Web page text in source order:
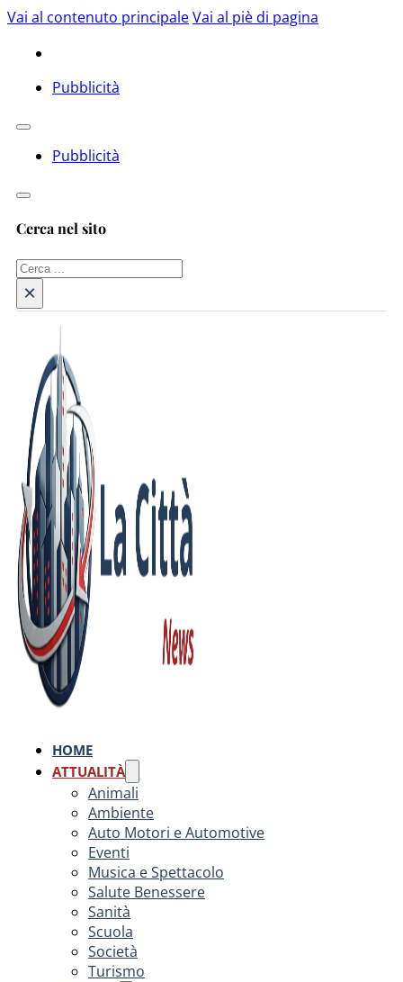
Vai al contenuto principaleVai al piè di pagina
Pubblicità
Pubblicità
Cerca nel sito
Cerca
×
HOME
ATTUALITÀ
Animali
Ambiente
Auto Motori e Automotive
Eventi
Musica e Spettacolo
Salute Benessere
Sanità
Scuola
Società
Turismo